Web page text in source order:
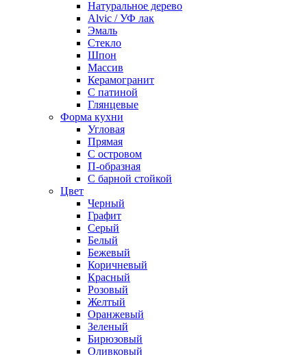
Натуральное дерево
Alvic / УФ лак
Эмаль
Стекло
Шпон
Массив
Керамогранит
С патиной
Глянцевые
Форма кухни
Угловая
Прямая
С островом
П-образная
С барной стойкой
Цвет
Черный
Графит
Серый
Белый
Бежевый
Коричневый
Красный
Розовый
Желтый
Оранжевый
Зеленый
Бирюзовый
Оливковый